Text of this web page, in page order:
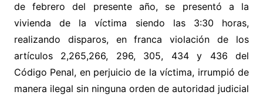
de febrero del presente año, se presentó a la
vivienda de la víctima siendo las 3:30 horas,
realizando disparos, en franca violación de los
artículos 2,265,266, 296, 305, 434 y 436 del
Código Penal, en perjuicio de la víctima, irrumpió de
manera ilegal sin ninguna orden de autoridad judicial